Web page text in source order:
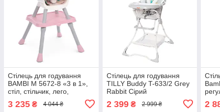
Стілець для годування
BAMBI M 5672-8 «3 в 1»,
стіл, стільчик, лего,
3 235 ₴ 4 044 ₴
Стілець для годування
TILLY Buddy T-633/2 Grey
Rabbit Сірий
2 399₴ 2 999 ₴ 2